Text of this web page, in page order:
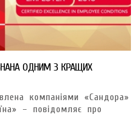
ОДНИМ З КРАЩИХ
компаніями «Сандора»
– повідомляє про